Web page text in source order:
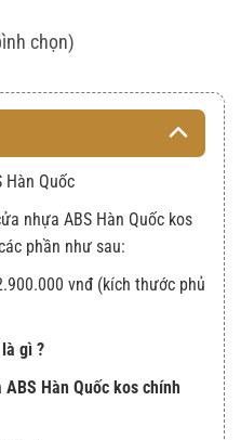
chọn)
Hàn Quốc
nhựa ABS Hàn Quốc kos
phần như sau:
vnđ (kích thước phủ
gì ?
Hàn Quốc kos chính